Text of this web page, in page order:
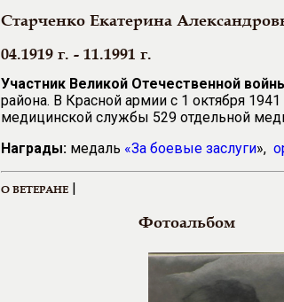
Старченко Екатерина
04.1919 г. - 11.1991 г.
Участник Великой Отечественной
района. В Красной армии с 1 октября
медицинской службы 529 отдельной
Награды: медаль «За боевые заслуги»,
О ВЕТЕРАНЕ |
Фотоальбом